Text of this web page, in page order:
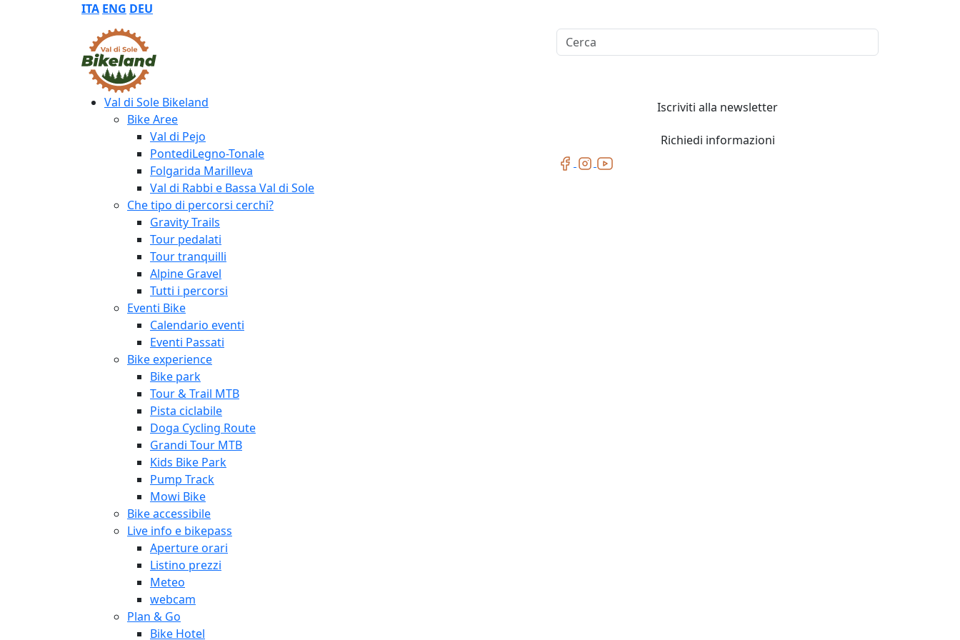
ITA ENG DEU
Cerca
Val di Sole Bikeland
Bike Aree
Val di Pejo
PontediLegno-Tonale
Folgarida Marilleva
Val di Rabbi e Bassa Val di Sole
Che tipo di percorsi cerchi?
Gravity Trails
Tour pedalati
Tour tranquilli
Alpine Gravel
Tutti i percorsi
Eventi Bike
Calendario eventi
Eventi Passati
Bike experience
Bike park
Tour & Trail MTB
Pista ciclabile
Doga Cycling Route
Grandi Tour MTB
Kids Bike Park
Pump Track
Mowi Bike
Bike accessibile
Live info e bikepass
Aperture orari
Listino prezzi
Meteo
webcam
Plan & Go
Bike Hotel
Iscriviti alla newsletter
Richiedi informazioni